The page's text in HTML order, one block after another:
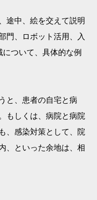
途中、絵を交えて説明
門、ロボット活用、入
ついて、具体的な例
と、患者の自宅と病
もしくは、病院と病院
、感染対策として、院
、といった余地は、相